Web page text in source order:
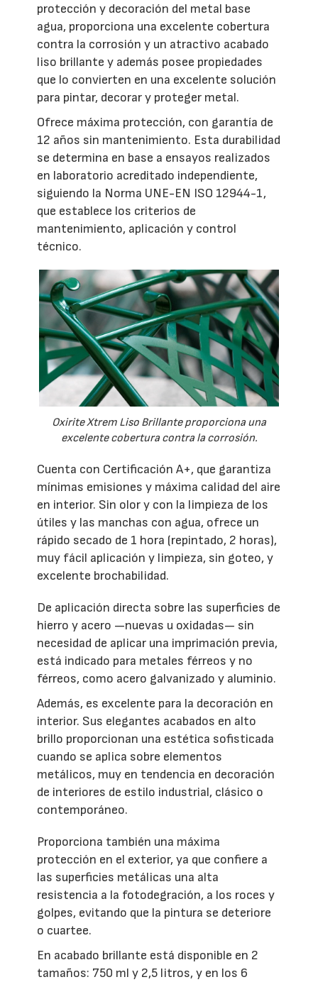
protección y decoración del metal base
agua, proporciona una excelente cobertura
contra la corrosión y un atractivo acabado
liso brillante y además posee propiedades
que lo convierten en una excelente solución
para pintar, decorar y proteger metal.
Ofrece máxima protección, con garantía de
12 años sin mantenimiento. Esta durabilidad
se determina en base a ensayos realizados
en laboratorio acreditado independiente,
siguiendo la Norma UNE-EN ISO 12944-1,
que establece los criterios de
mantenimiento, aplicación y control
técnico.
Oxirite Xtrem Liso Brillante proporciona una
excelente cobertura contra la corrosión.
Cuenta con Certificación A+, que garantiza
mínimas emisiones y máxima calidad del aire
en interior. Sin olor y con la limpieza de los
útiles y las manchas con agua, ofrece un
rápido secado de 1 hora (repintado, 2 horas),
muy fácil aplicación y limpieza, sin goteo, y
excelente brochabilidad.
De aplicación directa sobre las superficies de
hierro y acero —nuevas u oxidadas— sin
necesidad de aplicar una imprimación previa,
está indicado para metales férreos y no
férreos, como acero galvanizado y aluminio.
Además, es excelente para la decoración en
interior. Sus elegantes acabados en alto
brillo proporcionan una estética sofisticada
cuando se aplica sobre elementos
metálicos, muy en tendencia en decoración
de interiores de estilo industrial, clásico o
contemporáneo.
Proporciona también una máxima
protección en el exterior, ya que confiere a
las superficies metálicas una alta
resistencia a la fotodegración, a los roces y
golpes, evitando que la pintura se deteriore
o cuartee.
En acabado brillante está disponible en 2
tamaños: 750 ml y 2,5 litros, y en los 6